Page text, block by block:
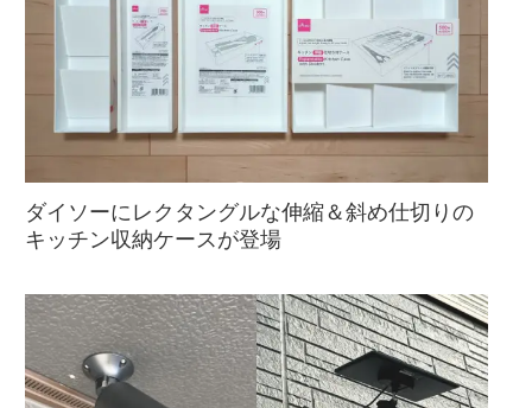
ダイソーにレクタングルな伸縮＆斜め仕切りの
キッチン収納ケースが登場